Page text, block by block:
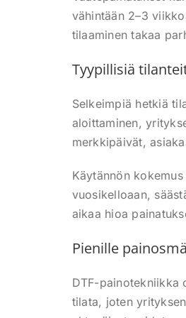
vähintään 2–3
tilaaminen takaa
Tyypillisiä
Selkeimpiä hetkiä
aloittaminen,
merkkipäivät,
Käytännön
vuosikelloaan,
aikaa hioa
Pienille
DTF-painotekniikka
tilata, joten